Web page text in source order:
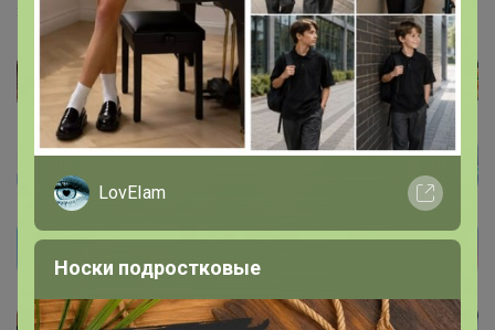
3 февраля, 2022 13:40
LovEIam
Носки подростковые